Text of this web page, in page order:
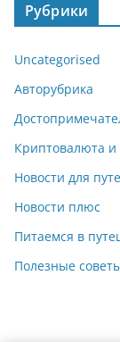
Рубрики
Uncategorised
Авторубрика
Криптовалюта и
Новости для
Новости плюс
Питаемся в
Полезные